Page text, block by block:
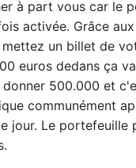
à part vous car le
activée. Grâce
un billet de
euros dedans ça
500.000 et
communément
jour. Le portefeuille